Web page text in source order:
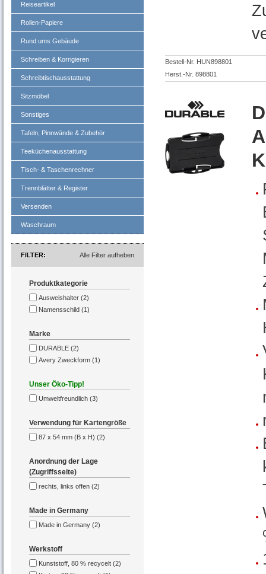
Reiseartikel
Rollen-Papiere
Rund ums Gebäude
Schreiben & Korrigieren
Schreibtischausstattung
Sitzmöbel
Sonstiges
Tafeln, Pinnwände & Zubehör
Teeküchenausstattung
Tisch- & Taschenrechner
Trennblätter & Register
Versenden
Waschraum
FILTER
Produktkategorie
Ausweishalter (2)
Namensschild (1)
Marke
DURABLE (2)
Avery Zweckform (1)
Unser Öko-Tipp!
Umweltfreundlich (3)
Verwendung für Kartengröße
87 x 54 mm (B x H) (2)
Anordnung der Lage
(Zugriffsseite)
rechts, links offen (2)
Made in Germany
Made in Germany (2)
Werkstoff
Kunststoff, 80 % recycelt (2)
Alle Filter aufheben
Bestell-Nr. HUN898801
Herst.-Nr. 898801